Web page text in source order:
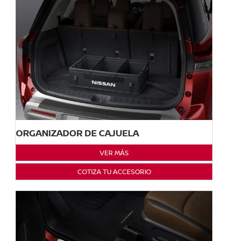
ORGANIZADOR DE CAJUELA
VER MÁS
COTIZA TU ACCESORIO